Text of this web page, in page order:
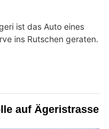
ist das Auto eines
ins Rutschen geraten.
auf Ägeristrasse